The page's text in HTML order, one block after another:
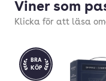
Viner som
Klicka för att läsa
BRA
KÖP